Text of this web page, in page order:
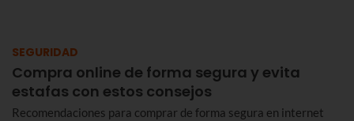
SEGURIDAD
Compra online de forma segura y evita
estafas con estos consejos
Recomendaciones para comprar de forma segura en internet